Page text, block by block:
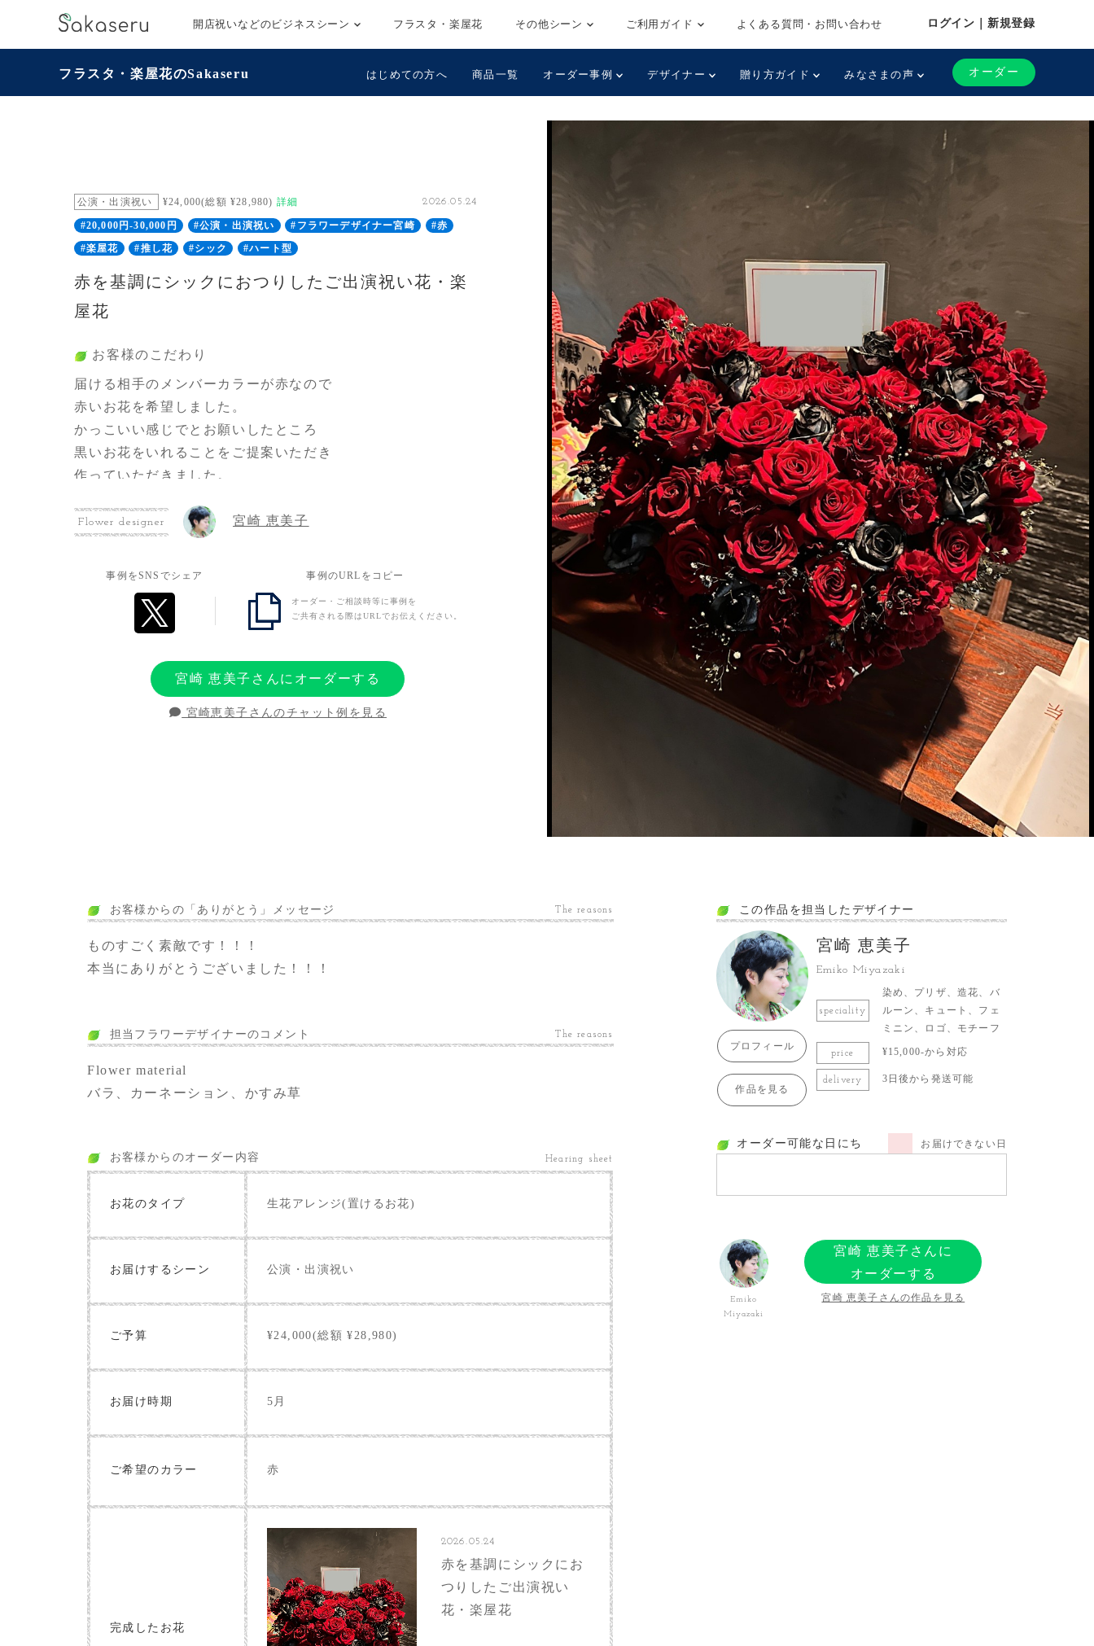
開店祝いなどのビジネスシーン フラスタ・楽屋花 その他シーン ご利用ガイド よくある質問・お問い合わせ ログイン｜新規登録
フラスタ・楽屋花のSakaseru はじめての方へ 商品一覧 オーダー事例 デザイナー 贈り方ガイド みなさまの声 オーダー
公演・出演祝い ¥24,000(総額 ¥28,980) 詳細 2026.05.24
#20,000円-30,000円 #公演・出演祝い #フラワーデザイナー宮崎
#赤
#楽屋花
#推し花 #シック #ハート型
赤を基調にシックにおつりしたご出演祝い花・楽
屋花
お客様のこだわり
届ける相手のメンバーカラーが赤なので
赤いお花を希望しました。
かっこいい感じでとお願いしたところ
黒いお花をいれることをご提案いただき
作っていただきました。
大変嬉しかったです。
お客様の想い
これまでの感謝の気持ちを込めて
ハート型にしていただきました。
Flower designer 宮崎 恵美子
事例をSNSでシェア 事例のURLをコピー
オーダー・ご相談時等に事例を
ご共有される際はURLでお伝えください。
宮崎 恵美子さんにオーダーする
宮崎恵美子さんのチャット例を見る
お客様からの「ありがとう」メッセージ The reasons
ものすごく素敵です！！！
本当にありがとうございました！！！
担当フラワーデザイナーのコメント The reasons
Flower material
バラ、カーネーション、かすみ草
お客様からのオーダー内容 Hearing sheet
お花のタイプ 生花アレンジ(置けるお花)
お届けするシーン 公演・出演祝い
ご予算 ¥24,000(総額 ¥28,980)
お届け時期 5月
ご希望のカラー 赤
完成したお花
2026.05.24
赤を基調にシックにお
つりしたご出演祝い
花・楽屋花
この作品を担当したデザイナー
プロフィール
作品を見る
宮崎 恵美子
Emiko Miyazaki
speciality
染め、プリザ、造花、バ
ルーン、キュート、フェ
ミニン、ロゴ、モチーフ
price ¥15,000-から対応
delivery 3日後から発送可能
オーダー可能な日にち お届けできない日
Emiko
Miyazaki
宮崎 恵美子さんに
オーダーする
宮崎 恵美子さんの作品を見る